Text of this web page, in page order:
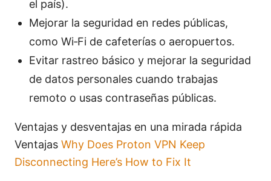
el país).
Mejorar la seguridad en redes públicas,
como Wi‑Fi de cafeterías o aeropuertos.
Evitar rastreo básico y mejorar la seguridad
de datos personales cuando trabajas
remoto o usas contraseñas públicas.
Ventajas y desventajas en una mirada rápida
Ventajas Why Does Proton VPN Keep
Disconnecting Here’s How to Fix It